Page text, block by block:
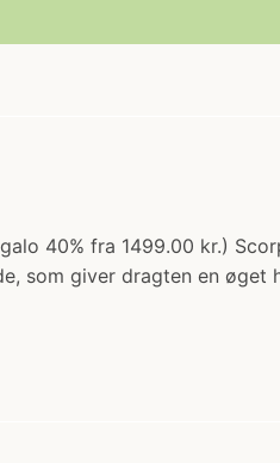
40% fra 1499.00 kr.)
som giver dragten en øget